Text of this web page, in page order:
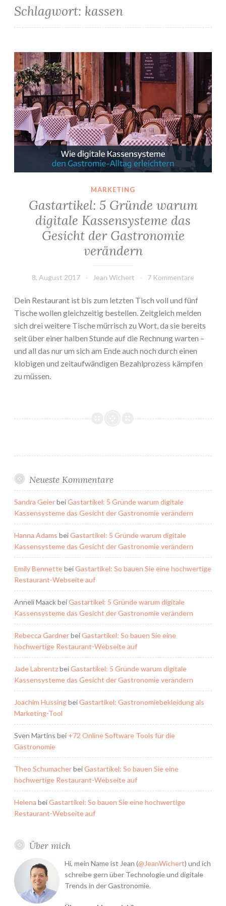
Schlagwort: kassen
Gastartikel: 5 Gründe warum digitale Kassensysteme das Gesicht der Gastronomie verändern
MARKETING
Gastartikel: 5 Gründe warum
digitale Kassensysteme das
Gesicht der Gastronomie
verändern
8. August 2017 Jean Wichert 7 Kommentare
Dein Restaurant ist bis zum letzten Tisch voll und fünf
Tische wollen gleichzeitig bestellen. Zeitgleich melden
sich drei weitere Tische mürrisch zu Wort, da sie bereits
seit über einer halben Stunde auf die Rechnung warten –
und all das nur um sich am Ende auch noch durch einen
klobigen und zeitaufwändigen Bezahlprozess kämpfen
zu müssen.
Neueste Kommentare
Sandra GeierbeiGastartikel: 5 Gründe warum digitale
Kassensysteme das Gesicht der Gastronomie verändern
Hanna Adams beiGastartikel: 5 Gründe warum digitale
Kassensysteme das Gesicht der Gastronomie verändern
Emily BennettebeiGastartikel: So bauen Sie eine hochwertige
Restaurant-Webseite auf
Anneli MaackbeiGastartikel: 5 Gründe warum digitale
Kassensysteme das Gesicht der Gastronomie verändern
Rebecca GardnerbeiGastartikel: So bauen Sie eine
hochwertige Restaurant-Webseite auf
Jade LabrentzbeiGastartikel: 5 Gründe warum digitale
Kassensysteme das Gesicht der Gastronomie verändern
Joachim HussingbeiGastartikel: Gastronomiebekleidung als
Marketing-Tool
Sven Martins bei +72 Online Software Tools für die
Gastronomie
Theo SchumacherbeiGastartikel: So bauen Sie eine
hochwertige Restaurant-Webseite auf
Helena beiGastartikel: So bauen Sie eine hochwertige
Restaurant-Webseite auf
Über mich
Hi, mein Name ist Jean (@JeanWichert) und ich
schreibe gern über Technologie und digitale
Trends in der Gastronomie.